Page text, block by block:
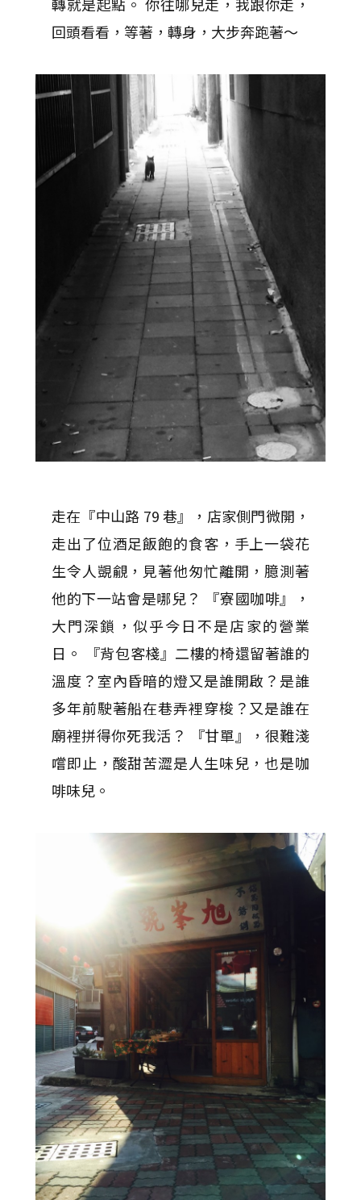
回頭看看，等著，轉身，大步奔跑著～
走在『中山路 79 巷』，店家側門微開，
走出了位酒足飯飽的食客，手上一袋花
生令人覬覦，見著他匆忙離開，臆測著
他的下一站會是哪兒？ 『寮國咖啡』，
大門深鎖，似乎今日不是店家的營業
日。 『背包客棧』二樓的椅還留著誰的
溫度？室內昏暗的燈又是誰開啟？是誰
多年前駛著船在巷弄裡穿梭？又是誰在
廟裡拼得你死我活？ 『甘單』，很難淺
嚐即止，酸甜苦澀是人生味兒，也是咖
啡味兒。